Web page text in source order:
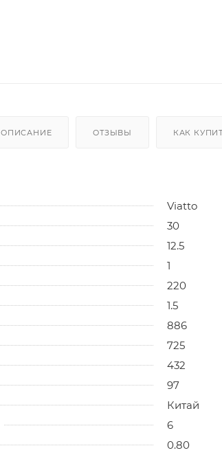
ОПИСАНИЕ ОТЗЫВЫ КАК
Viatto
30
12.5
1
220
1.5
886
725
432
97
Китай
6
0.80